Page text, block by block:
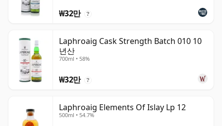
₩32만 ?
Laphroaig Cask Strength Batch 010 10
년산
700ml • 58%
₩32만 ?
Laphroaig Elements Of Islay Lp 12
500ml • 54.7%